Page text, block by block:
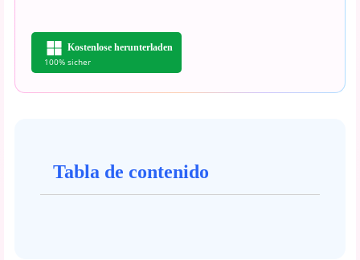
Kostenlose herunterladen
100% sicher
Tabla de contenido